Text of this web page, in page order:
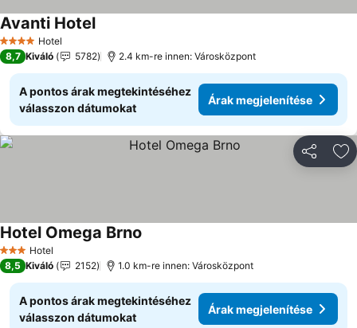
4 KategóriaHotel
Avanti HotelÁrak megjelenítése
8,7 Kiváló 5782 2.4 km-re innen: Városközpont
A pontos árak megtekintéséhez
válasszon dátumokat
Árak megjelenítése
3 Kategória
Hotel
Hotel Omega Brno
8,5 Kiváló 2152 1.0 km-re innen: Városközpont
A pontos árak megtekintéséhez
válasszon dátumokat
Árak megjelenítése